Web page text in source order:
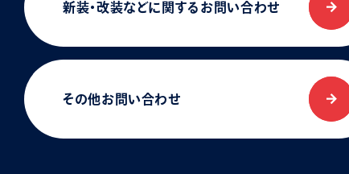
新装・改装などに関する お問い合わせ
その他お問い合わせ